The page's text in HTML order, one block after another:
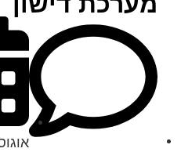
אוגוסט 8,